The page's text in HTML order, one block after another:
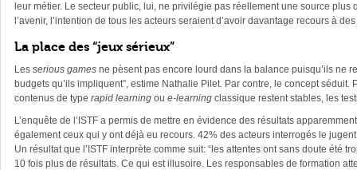
leur métier. Le secteur public, lui, ne privilégie pas réellement une source
l’avenir, l’intention de tous les acteurs seraient d’avoir davantage recours à
La place des “jeux sérieux”
Les serious games ne pèsent pas encore lourd dans la balance puisqu’ils ne
budgets qu’ils impliquent”, estime Nathalie Pilet. Par contre, le concept
contenus de type rapid learning ou e-learning classique restent stables, les
L’enquête de l’ISTF a permis de mettre en évidence des résultats
également ceux qui y ont déjà eu recours. 42% des acteurs interrogés le jugent
Un résultat que l’ISTF interprète comme suit: “les attentes ont sans doute été
10 fois plus de résultats. Ce qui est illusoire. Les responsables de formation